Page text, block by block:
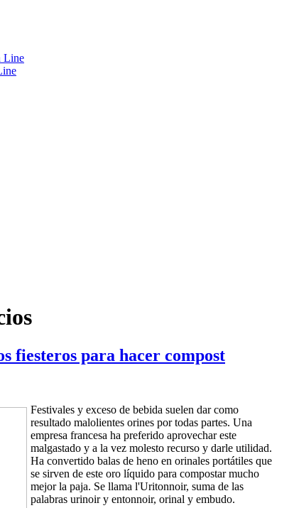
Line
fiesteros para hacer compost
Festivales y exceso de bebida suelen dar como
resultado malolientes orines por todas partes. Una
empresa francesa ha preferido aprovechar este
malgastado y a la vez molesto recurso y darle utilidad.
Ha convertido balas de heno en orinales portátiles que
se sirven de este oro líquido para compostar mucho
mejor la paja. Se llama l'Uritonnoir, suma de las
palabras urinoir y entonnoir, orinal y embudo.